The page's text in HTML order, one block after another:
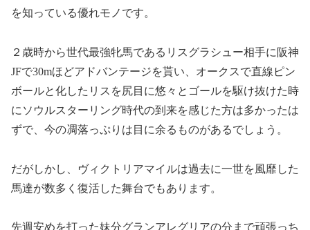
を知っている優れモノです。
２歳時から世代最強牝馬であるリスグラシュー相手に阪神
JFで30mほどアドバンテージを貰い、オークスで直線ピン
ボールと化したリスを尻目に悠々とゴールを駆け抜けた時
にソウルスターリング時代の到来を感じた方は多かったは
ずで、今の凋落っぷりは目に余るものがあるでしょう。
だがしかし、ヴィクトリアマイルは過去に一世を風靡した
馬達が数多く復活した舞台でもあります。
先週安めを打った妹分グランアレグリアの分まで頑張っち